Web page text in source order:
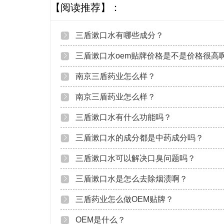
【阅读推荐】：
三盾漱口水有哪些成分？
三盾漱口水oem贴牌价格是不是价格很高
南京三盾药业怎么样？
南京三盾药业怎么样？
三盾漱口水有什么功能吗？
三盾漱口水的成分都是中药成分吗？
三盾漱口水可以解决口臭问题吗？
三盾漱口水是怎么去除烟渍啊？
三盾药业怎么做OEM贴牌？
OEM是什么？